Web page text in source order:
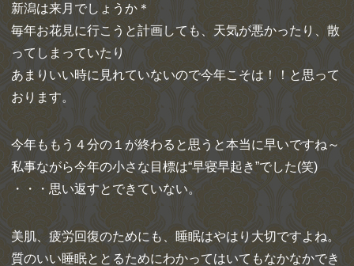
新潟は来月でしょうか＊
毎年お花見に行こうと計画しても、天気が悪かったり、散
ってしまっていたり
あまりいい時に見れていないので今年こそは！！と思って
おります。
今年ももう４分の１が終わると思うと本当に早いですね～
私事ながら今年の小さな目標は“早寝早起き”でした(笑)
・・・思い返すとできていない。
美肌、疲労回復のためにも、睡眠はやはり大切ですよね。
質のいい睡眠ととるためにわかってはいてもなかなかでき